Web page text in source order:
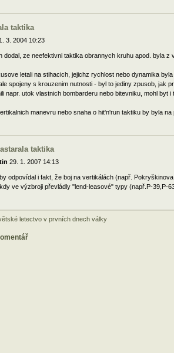
taktika
3. 2004 10:23
dodal, ze neefektivni taktika obrannych kruhu apod. byla z
letali na stihacich, jejichz rychlost nebo dynamika
spojeny s krouzenim nutnosti - byl to jediny zpusob, jak
napr. utok vlastnich bombarderu nebo bitevniku, mohl byt
manevru nebo snaha o hit'n'run taktiku by byla
taktika
29. 1. 2007 14:13
odpovídal i fakt, že boj na vertikálách (např.
ve výzbroji převládly "lend-leasové" typy (např.P-39,P-
letectvo v prvních dnech války